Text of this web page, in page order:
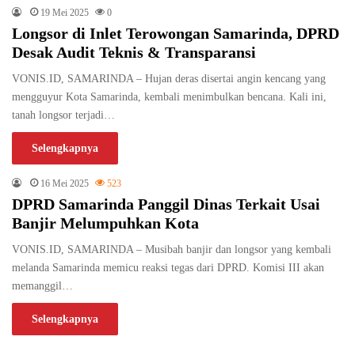
19 Mei 2025 0
Longsor di Inlet Terowongan Samarinda, DPRD
Desak Audit Teknis & Transparansi
VONIS.ID, SAMARINDA – Hujan deras disertai angin kencang yang
mengguyur Kota Samarinda, kembali menimbulkan bencana. Kali ini,
tanah longsor terjadi…
Selengkapnya
16 Mei 2025 523
DPRD Samarinda Panggil Dinas Terkait Usai
Banjir Melumpuhkan Kota
VONIS.ID, SAMARINDA – Musibah banjir dan longsor yang kembali
melanda Samarinda memicu reaksi tegas dari DPRD. Komisi III akan
memanggil…
Selengkapnya